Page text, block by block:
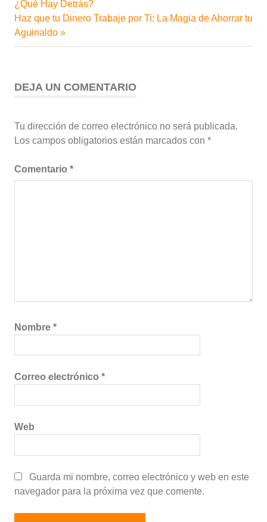
de
entradas
anterior:
¿Qué Hay Detrás?
Siguiente
entrada:
Haz que tu Dinero Trabaje por Ti: La Magia de Ahorrar tu
Aguinaldo
DEJA UN COMENTARIO
Tu dirección de correo electrónico no será publicada.
Los campos obligatorios están marcados con *
Comentario *
Nombre *
Correo electrónico *
Web
Guarda mi nombre, correo electrónico y web en este
navegador para la próxima vez que comente.